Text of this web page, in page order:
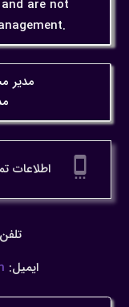
are not
مدیر
settings_cell اطلاعات
تلفن
ایمیل: